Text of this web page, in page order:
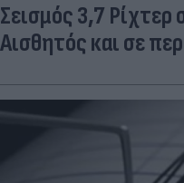
Σεισμός 3,7 Ρίχτερ
Αισθητός και σε